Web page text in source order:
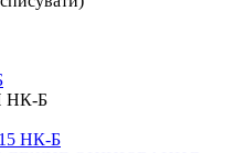
НК-Б
НК-Б